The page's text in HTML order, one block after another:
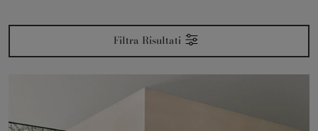
Filtra Risultati